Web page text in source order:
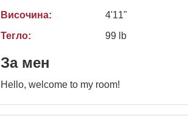
Височина:
4'11"
Тегло:
99 lb
За мен
Hello, welcome to my room!